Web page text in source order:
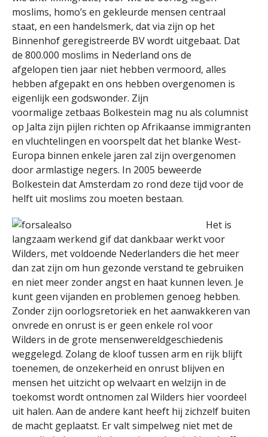
moslims, homo’s en gekleurde mensen centraal
staat, en een handelsmerk, dat via zijn op het
Binnenhof geregistreerde BV wordt uitgebaat. Dat
de 800.000 moslims in Nederland ons de
afgelopen tien jaar niet hebben vermoord, alles
hebben afgepakt en ons hebben overgenomen is
eigenlijk een godswonder. Zijn
voormalige zetbaas Bolkestein mag nu als columnist
op Jalta zijn pijlen richten op Afrikaanse immigranten
en vluchtelingen en voorspelt dat het blanke West-
Europa binnen enkele jaren zal zijn overgenomen
door armlastige negers. In 2005 beweerde
Bolkestein dat Amsterdam zo rond deze tijd voor de
helft uit moslims zou moeten bestaan.
Het is
langzaam werkend gif dat dankbaar werkt voor
Wilders, met voldoende Nederlanders die het meer
dan zat zijn om hun gezonde verstand te gebruiken
en niet meer zonder angst en haat kunnen leven. Je
kunt geen vijanden en problemen genoeg hebben.
Zonder zijn oorlogsretoriek en het aanwakkeren van
onvrede en onrust is er geen enkele rol voor
Wilders in de grote mensenwereldgeschiedenis
weggelegd. Zolang de kloof tussen arm en rijk blijft
toenemen, de onzekerheid en onrust blijven en
mensen het uitzicht op welvaart en welzijn in de
toekomst wordt ontnomen zal Wilders hier voordeel
uit halen. Aan de andere kant heeft hij zichzelf buiten
de macht geplaatst. Er valt simpelweg niet met de